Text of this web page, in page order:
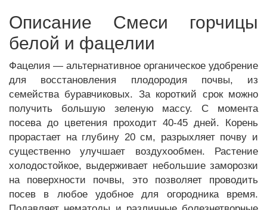
Описание Смеси горчицы
белой и фацелии
Фацелия — альтернативное органическое удобрение
для восстановления плодородия почвы, из
семейства буравчиковых. За короткий срок можно
получить большую зеленую массу. С момента
посева до цветения проходит 40-45 дней. Корень
прорастает на глубину 20 см, разрыхляет почву и
существенно улучшает воздухообмен. Растение
холодостойкое, выдерживает небольшие заморозки
на поверхности почвы, это позволяет проводить
посев в любое удобное для огородника время.